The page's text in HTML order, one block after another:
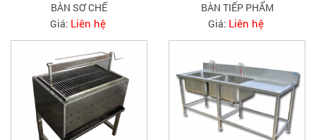
BÀN SƠ CHẾ
Giá: Liên hệ
BÀN TIẾP PHẨM
Giá: Liên hệ